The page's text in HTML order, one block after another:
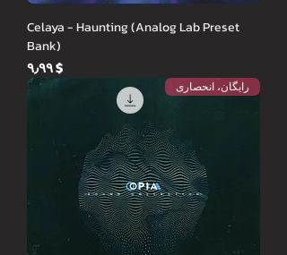
Celaya - Haunting (Analog Lab Preset
Bank)
Price
$ ۹٫۹۹
رایگان، انحصاری